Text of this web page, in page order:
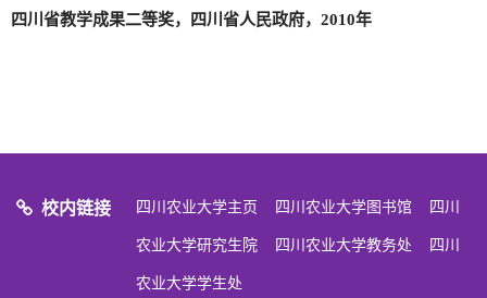
四川省教学成果二等奖，四川省人民政府，2010年
校内链接 四川农业大学主页 四川农业大学图书馆
四川
农业大学研究生院
四川农业大学教务处
四川
农业大学学生处